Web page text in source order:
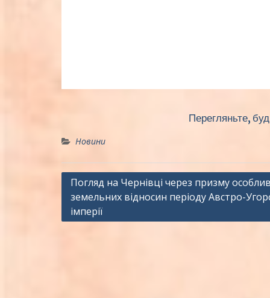
Перегляньте,
Новини
Навігація
записів
Погляд на Чернівці через призму
земельних відносин періоду Австро-
імперії